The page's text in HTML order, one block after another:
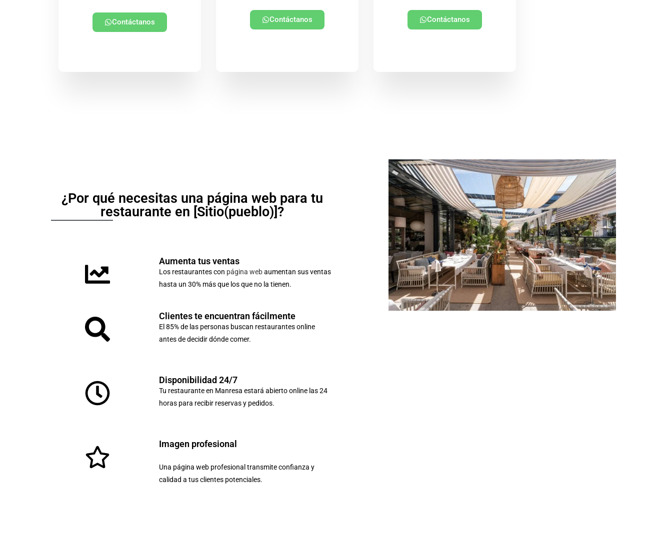
Contáctanos Contáctanos Contáctanos
¿Por qué necesitas una página web para tu
restaurante en [Sitio(pueblo)]?
Aumenta tus ventas
Los restaurantes con página webaumentan sus ventas
hasta un 30% más que los que no la tienen.
Clientes te encuentran fácilmente
El 85% de las personas buscan restaurantes online
antes de decidir dónde comer.
Disponibilidad 24/7
Tu restaurante en Manresa estará abierto online las 24
horas para recibir reservas y pedidos.
Imagen profesional
Una página web profesional transmite confianza y
calidad a tus clientes potenciales.